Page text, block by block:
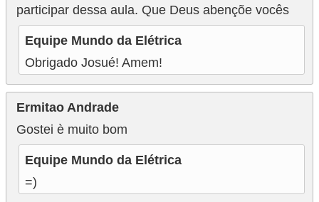
participar dessa aula. Que Deus abençõe vocês
Equipe Mundo da Elétrica
Obrigado Josué! Amem!
Ermitao Andrade
Gostei è muito bom
Equipe Mundo da Elétrica
=)